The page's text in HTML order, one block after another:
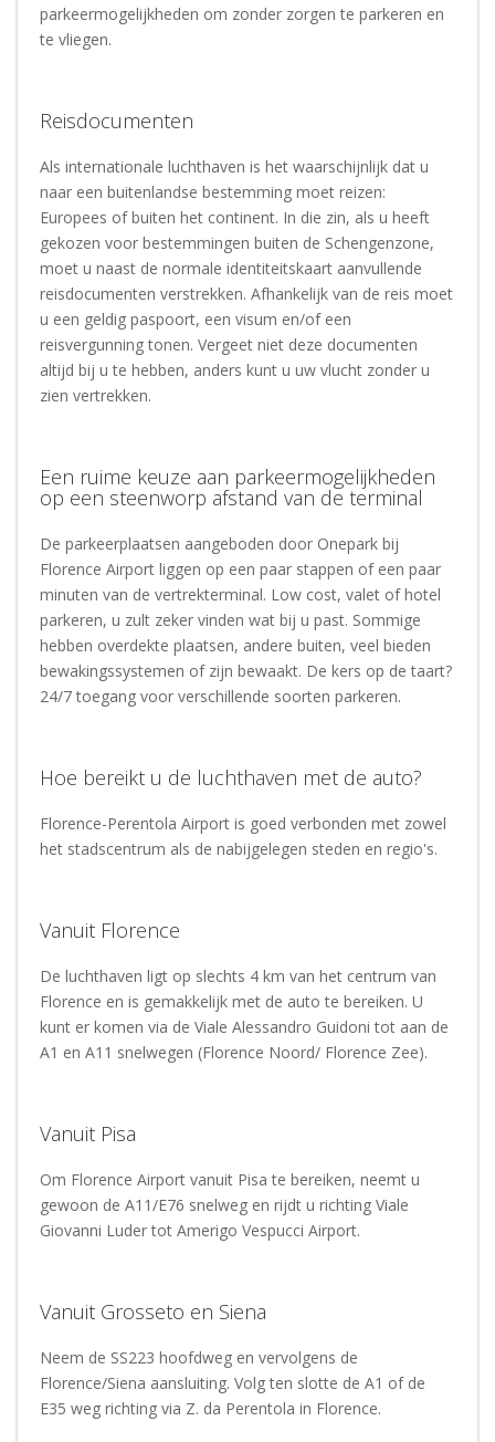
parkeermogelijkheden om zonder zorgen te parkeren en
te vliegen.
Reisdocumenten
Als internationale luchthaven is het waarschijnlijk dat u
naar een buitenlandse bestemming moet reizen:
Europees of buiten het continent. In die zin, als u heeft
gekozen voor bestemmingen buiten de Schengenzone,
moet u naast de normale identiteitskaart aanvullende
reisdocumenten verstrekken. Afhankelijk van de reis moet
u een geldig paspoort, een visum en/of een
reisvergunning tonen. Vergeet niet deze documenten
altijd bij u te hebben, anders kunt u uw vlucht zonder u
zien vertrekken.
Een ruime keuze aan parkeermogelijkheden
op een steenworp afstand van de terminal
De parkeerplaatsen aangeboden door Onepark bij
Florence Airport liggen op een paar stappen of een paar
minuten van de vertrekterminal. Low cost, valet of hotel
parkeren, u zult zeker vinden wat bij u past. Sommige
hebben overdekte plaatsen, andere buiten, veel bieden
bewakingssystemen of zijn bewaakt. De kers op de taart?
24/7 toegang voor verschillende soorten parkeren.
Hoe bereikt u de luchthaven met de auto?
Florence-Perentola Airport is goed verbonden met zowel
het stadscentrum als de nabijgelegen steden en regio's.
Vanuit Florence
De luchthaven ligt op slechts 4 km van het centrum van
Florence en is gemakkelijk met de auto te bereiken. U
kunt er komen via de Viale Alessandro Guidoni tot aan de
A1 en A11 snelwegen (Florence Noord/ Florence Zee).
Vanuit Pisa
Om Florence Airport vanuit Pisa te bereiken, neemt u
gewoon de A11/E76 snelweg en rijdt u richting Viale
Giovanni Luder tot Amerigo Vespucci Airport.
Vanuit Grosseto en Siena
Neem de SS223 hoofdweg en vervolgens de
Florence/Siena aansluiting. Volg ten slotte de A1 of de
E35 weg richting via Z. da Perentola in Florence.